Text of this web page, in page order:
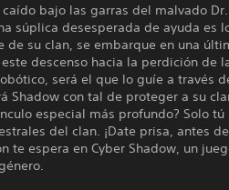
caído bajo las garras del malvado
súplica desesperada de ayuda es
de su clan, se embarque en una
descenso hacia la perdición de
será el que lo guíe a través
Shadow con tal de proteger a su
especial más profundo? Solo
del clan. ¡Date prisa, antes
te espera en Cyber Shadow, un